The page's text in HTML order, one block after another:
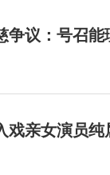
争议：号召能
戏亲女演员纯